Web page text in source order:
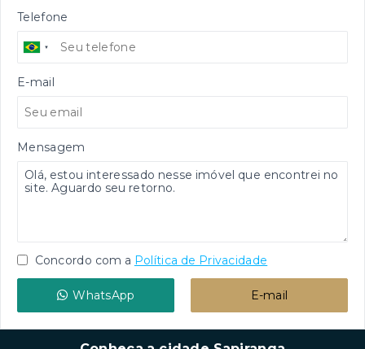
Telefone
E-mail
Mensagem
Concordo com a Política de Privacidade
WhatsApp E-mail